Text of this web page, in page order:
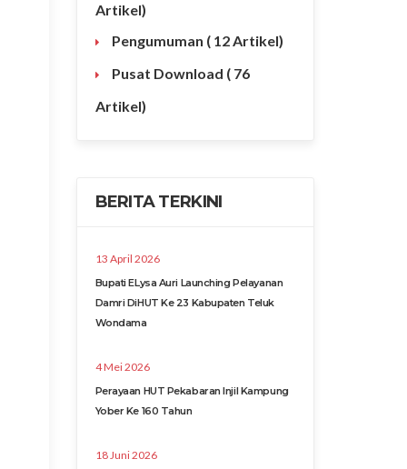
Artikel)
Pengumuman ( 12 Artikel)
Pusat Download ( 76
Artikel)
BERITA TERKINI
13 April 2026
Bupati ELysa Auri Launching Pelayanan
Damri DiHUT Ke 23 Kabupaten Teluk
Wondama
4 Mei 2026
Perayaan HUT Pekabaran Injil Kampung
Yober Ke 160 Tahun
18 Juni 2026